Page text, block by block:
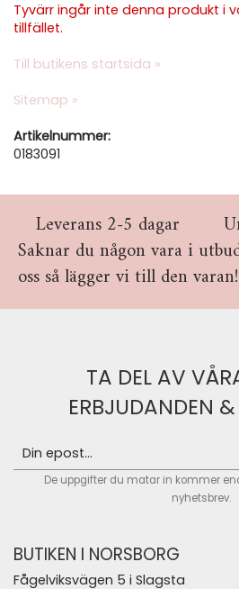
Tyvärr ingår inte denna produkt i
tillfället.
Till butikens startsida »
Sitemap »
Artikelnummer:
0183091
Leverans 2-5 dagar
Saknar du någon vara i
oss så lägger vi till den varan!
TA DEL AV
ERBJUDANDEN &
De uppgifter du matar in kommer
nyhetsbrev.
BUTIKEN I NORSBORG
Fågelviksvägen 5 i Slagsta